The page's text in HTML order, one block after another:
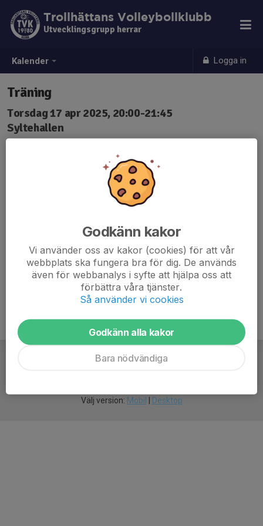
Kalender Logga in
Trollhättans Volleybollklubb
Utvecklingsgrupp herrar
Träning
Torsdag 17 apr 2025, 20:00-21:45
Syltehallen
Välj version: Mobil Desktop
Godkänn kakor
Vi använder oss av kakor (cookies) för att vår
webbplats ska fungera bra för dig. De används
även för webbanalys i syfte att hjälpa oss att
förbättra våra tjänster.
Så använder vi cookies
Godkänn alla kakor
Bara nödvändiga